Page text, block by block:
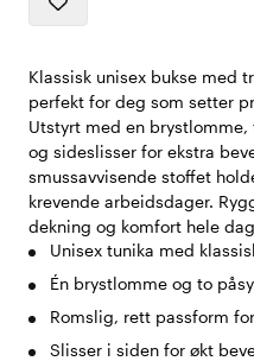
Klassisk unisex bukse med
perfekt for deg som setter
Utstyrt med en
og sideslisser for ekstra
smussavvisende stoffet
krevende arbeidsdager.
dekning og komfort hele
Unisex tunika med
Én brystlomme og to
Romslig, rett passform
Slisser i siden for økt